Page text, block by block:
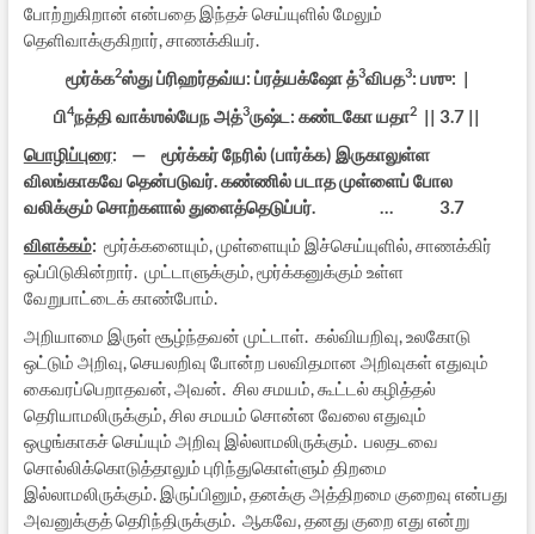
போற்றுகிறான் என்பதை இந்தச் செய்யுளில் மேலும்
தெளிவாக்குகிறார், சாணக்கியர்.
மூர்க்க2ஸ்து ப்ரிஹர்தவ்ய: ப்ரத்யக்ஷோ த்3விபத3: பஶு: |
பி4நத்தி வாக்ஶல்யேந அத்3ருஷ்ட: கண்டகோ யதா2 || 3.7 ||
பொழிப்புரை: — மூர்க்கர் நேரில் (பார்க்க) இருகாலுள்ள
விலங்காகவே தென்படுவர். கண்ணில் படாத முள்ளைப் போல
வலிக்கும் சொற்களால் துளைத்தெடுப்பர். … 3.7
விளக்கம்: மூர்க்கனையும், முள்ளையும் இச்செய்யுளில், சாணக்கிர்
ஒப்பிடுகின்றார். முட்டாளுக்கும், மூர்க்கனுக்கும் உள்ள
வேறுபாட்டைக் காண்போம்.
அறியாமை இருள் சூழ்ந்தவன் முட்டாள். கல்வியறிவு, உலகோடு
ஒட்டும் அறிவு, செயலறிவு போன்ற பலவிதமான அறிவுகள் எதுவும்
கைவரப்பெறாதவன், அவன். சில சமயம், கூட்டல் கழித்தல்
தெரியாமலிருக்கும், சில சமயம் சொன்ன வேலை எதுவும்
ஒழுங்காகச் செய்யும் அறிவு இல்லாமலிருக்கும். பலதடவை
சொல்லிக்கொடுத்தாலும் புரிந்துகொள்ளும் திறமை
இல்லாமலிருக்கும். இருப்பினும், தனக்கு அத்திறமை குறைவு என்பது
அவனுக்குத் தெரிந்திருக்கும். ஆகவே, தனது குறை எது என்று